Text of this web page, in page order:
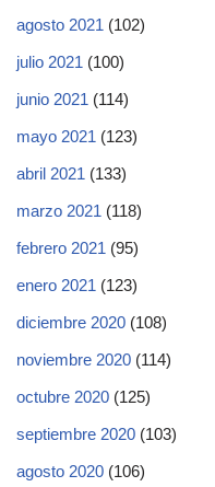
agosto 2021 (102)
julio 2021 (100)
junio 2021 (114)
mayo 2021 (123)
abril 2021 (133)
marzo 2021 (118)
febrero 2021 (95)
enero 2021 (123)
diciembre 2020 (108)
noviembre 2020 (114)
octubre 2020 (125)
septiembre 2020 (103)
agosto 2020 (106)